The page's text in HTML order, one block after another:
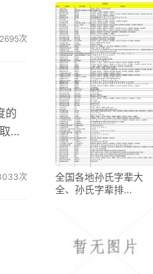
2695次
的
状
次
全国各地孙氏字辈大
全、孙氏字辈排...